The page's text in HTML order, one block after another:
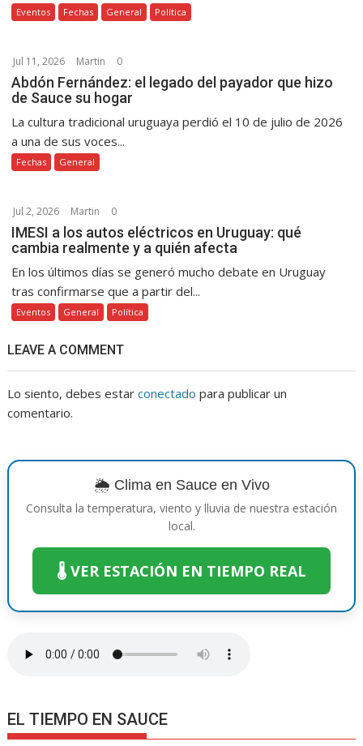
Eventos Fechas General Política
Jul 11, 2026 Martin 0
Abdón Fernández: el legado del payador que hizo
de Sauce su hogar
La cultura tradicional uruguaya perdió el 10 de julio de 2026
a una de sus voces...
Fechas General
Jul 2, 2026 Martin 0
IMESI a los autos eléctricos en Uruguay: qué
cambia realmente y a quién afecta
En los últimos días se generó mucho debate en Uruguay
tras confirmarse que a partir del...
Eventos General Política
LEAVE A COMMENT
Lo siento, debes estarconectado para publicar un
comentario.
🌦️ Clima en Sauce en Vivo
Consulta la temperatura, viento y lluvia de nuestra estación
local.
🌡️ VER ESTACIÓN EN TIEMPO REAL
EL TIEMPO EN SAUCE